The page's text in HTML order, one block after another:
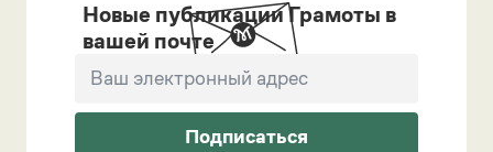
Новые публикации Грамоты в
вашей почте
Подписаться